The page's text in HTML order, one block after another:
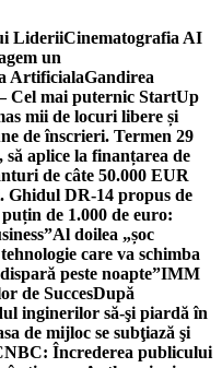
LideriiCinematografia AI
un
ArtificialaGandirea
Cel mai puternic StartUp
mii de locuri libere și
de înscrieri. Termen 29
aplice la finanțarea de
de câte 50.000 EUR
Ghidul DR-14 propus de
de 1.000 de euro:
Al doilea „șoc
care va schimba
peste noapte”IMM
de SuccesDupă
inginerilor să-şi piardă în
de mijloc se subţiază şi
Încrederea publicului